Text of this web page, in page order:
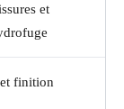
et
finition